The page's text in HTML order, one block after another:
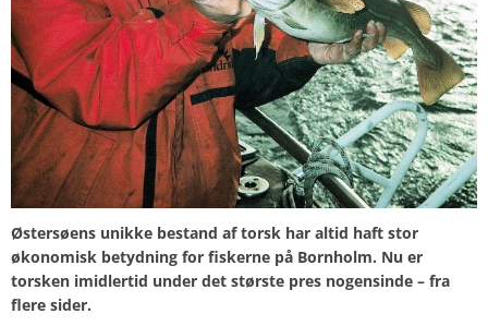
Østersøens unikke bestand af torsk har altid haft stor
økonomisk betydning for fiskerne på Bornholm. Nu er
torsken imidlertid under det største pres nogensinde – fra
flere sider.